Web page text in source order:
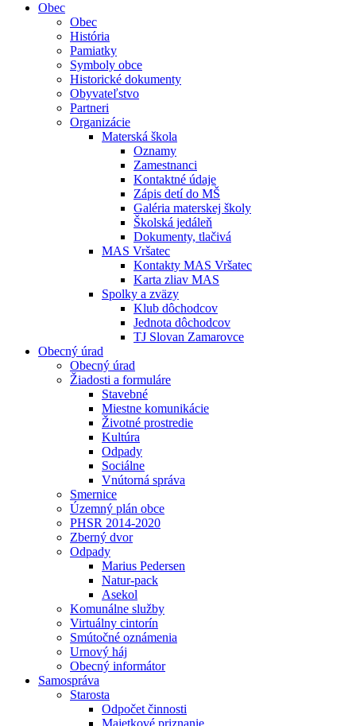
Obec
Obec
História
Pamiatky
Symboly obce
Historické dokumenty
Obyvateľstvo
Partneri
Organizácie
Materská škola
Oznamy
Zamestnanci
Kontaktné údaje
Zápis detí do MŠ
Galéria materskej školy
Školská jedáleň
Dokumenty, tlačivá
MAS Vršatec
Kontakty MAS Vršatec
Karta zliav MAS
Spolky a zväzy
Klub dôchodcov
Jednota dôchodcov
TJ Slovan Zamarovce
Obecný úrad
Obecný úrad
Žiadosti a formuláre
Stavebné
Miestne komunikácie
Životné prostredie
Kultúra
Odpady
Sociálne
Vnútorná správa
Smernice
Územný plán obce
PHSR 2014-2020
Zberný dvor
Odpady
Marius Pedersen
Natur-pack
Asekol
Komunálne služby
Virtuálny cintorín
Smútočné oznámenia
Urnový háj
Obecný informátor
Samospráva
Starosta
Odpočet činnosti
Majetkové priznanie